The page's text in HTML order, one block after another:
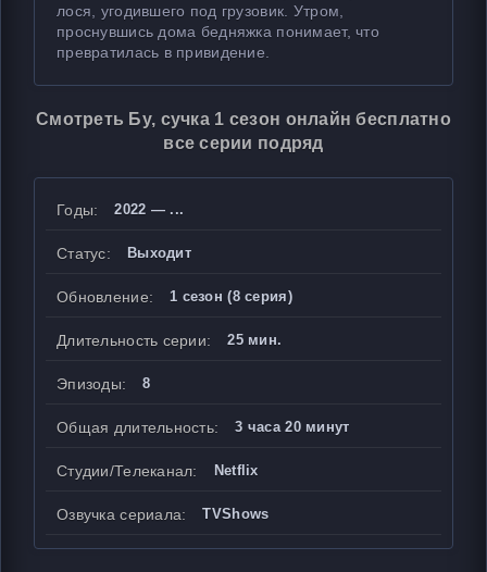
лося, угодившего под грузовик. Утром,
проснувшись дома бедняжка понимает, что
превратилась в привидение.
Смотреть Бу, сучка 1 сезон онлайн бесплатно
все серии подряд
Годы: 2022 — ...
Статус: Выходит
Обновление: 1 сезон (8 серия)
Длительность серии: 25 мин.
Эпизоды: 8
Общая длительность: 3 часа 20 минут
Студии/Телеканал: Netflix
Озвучка сериала: TVShows